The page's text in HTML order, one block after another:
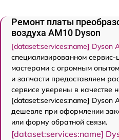
Ремонт платы
воздуха AM10 Dyson
[dataset:services:name] Dyson
специализированном
мастерами с огромным
и запчасти предоставляем
сервисе уверены в качестве
[dataset:services:name] Dyson
дешевле при оформлении
или форму обратной связи.
[dataset:services:name]